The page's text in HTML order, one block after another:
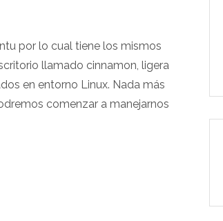
por lo cual tiene los mismos
llamado cinnamon, ligera
en entorno Linux. Nada más
comenzar a manejarnos